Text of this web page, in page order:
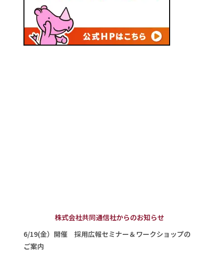
株式会社共同通信社からのお知らせ
6/19(金）開催 採用広報セミナー＆ワークショップの
ご案内